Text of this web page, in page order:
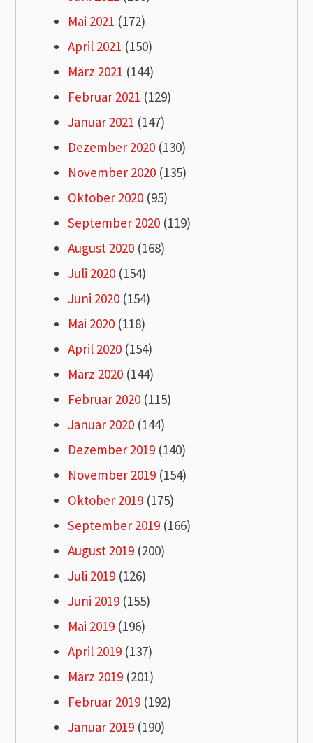
Mai 2021 (172)
April 2021 (150)
März 2021 (144)
Februar 2021 (129)
Januar 2021 (147)
Dezember 2020 (130)
November 2020 (135)
Oktober 2020 (95)
September 2020 (119)
August 2020 (168)
Juli 2020 (154)
Juni 2020 (154)
Mai 2020 (118)
April 2020 (154)
März 2020 (144)
Februar 2020 (115)
Januar 2020 (144)
Dezember 2019 (140)
November 2019 (154)
Oktober 2019 (175)
September 2019 (166)
August 2019 (200)
Juli 2019 (126)
Juni 2019 (155)
Mai 2019 (196)
April 2019 (137)
März 2019 (201)
Februar 2019 (192)
Januar 2019 (190)